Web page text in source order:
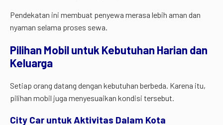
Pendekatan ini membuat penyewa merasa lebih aman dan
nyaman selama proses sewa.
Pilihan Mobil untuk Kebutuhan Harian dan
Keluarga
Setiap orang datang dengan kebutuhan berbeda. Karena itu,
pilihan mobil juga menyesuaikan kondisi tersebut.
City Car untuk Aktivitas Dalam Kota